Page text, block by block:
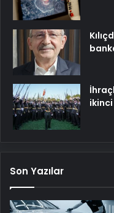
Son Yazılar